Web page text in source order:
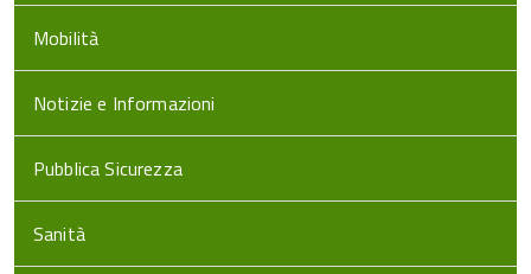
Mobilità
Notizie e Informazioni
Pubblica Sicurezza
Sanità